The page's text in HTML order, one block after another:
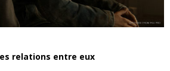
relations entre eux